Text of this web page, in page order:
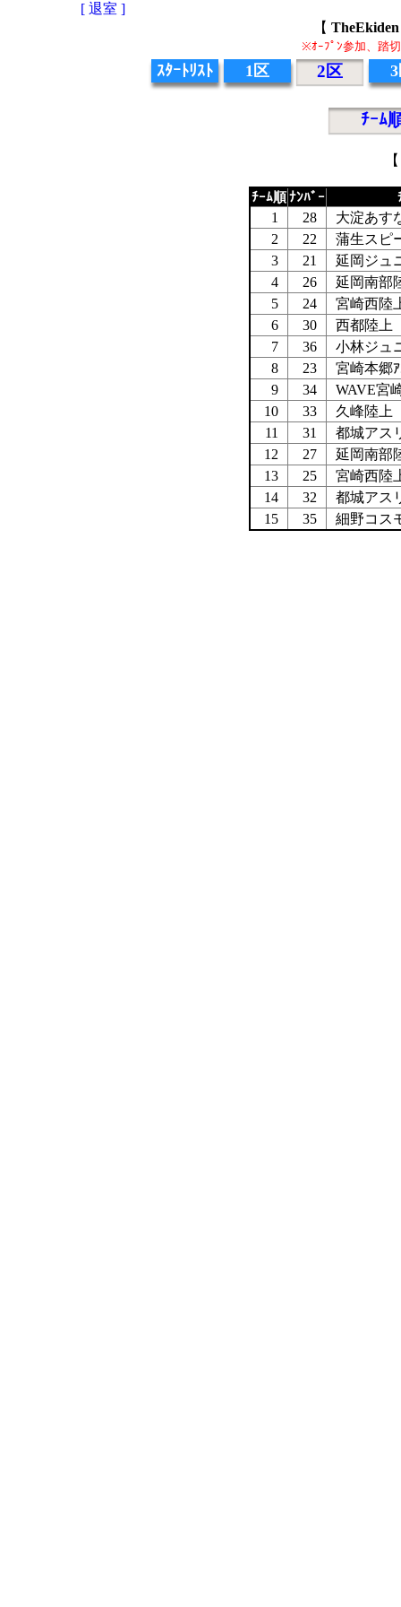
[ 退室 ]
【
※ｵｰﾌﾟﾝ参加、踏
ｽﾀｰﾄﾘｽﾄ 1区 2区
ﾁｰﾑ
ﾁｰﾑ順ﾅﾝﾊﾞｰ
1 28
大淀あす
2
22
蒲生スピ
3
21
延岡ジュ
4
26
延岡南部
5
24
宮崎西陸
6
30
西都陸上
7
36
小林ジュ
8
23
宮崎本郷
9
34
WAVE宮
10
33
久峰陸上
11
31
都城アス
12
27
延岡南部
13
25
宮崎西陸
14
32
都城アス
15
35 細野コス